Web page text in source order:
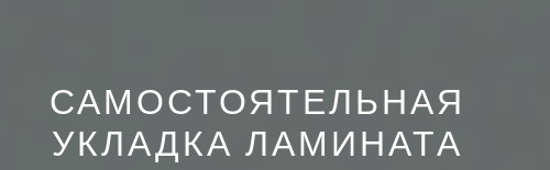
САМОСТОЯТЕЛЬНАЯ
УКЛАДКА ЛАМИНАТА